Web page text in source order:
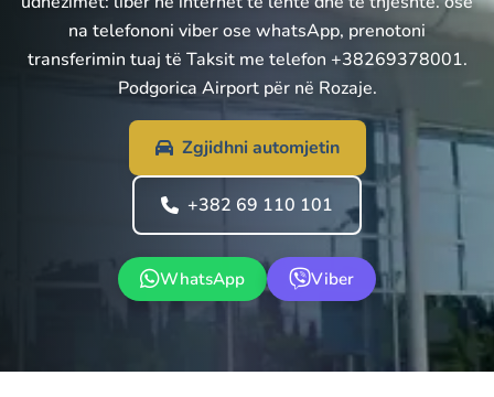
na telefononi viber ose whatsApp, prenotoni
transferimin tuaj të Taksit me telefon +38269378001.
Podgorica Airport për në Rozaje.
Zgjidhni automjetin
+382 69 110 101
WhatsApp Viber